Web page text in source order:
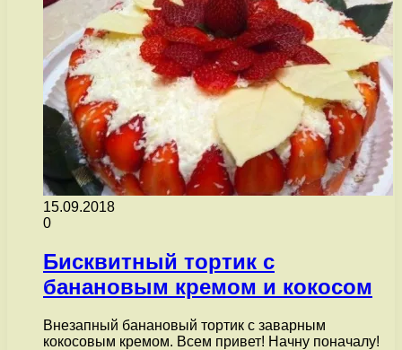
15.09.2018
0
Бисквитный тортик с
банановым кремом и кокосом
Внезапный банановый тортик с заварным
кокосовым кремом. Всем привет! Начну поначалу!